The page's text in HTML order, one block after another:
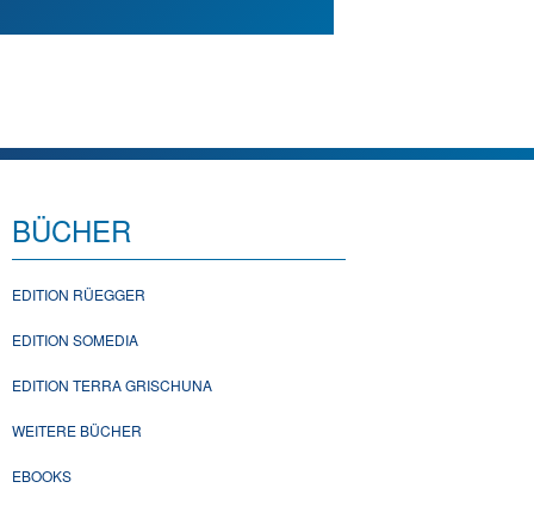
BÜCHER
EDITION RÜEGGER
EDITION SOMEDIA
EDITION TERRA GRISCHUNA
WEITERE BÜCHER
EBOOKS